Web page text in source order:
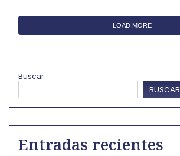
LOAD MORE
Buscar
BUSCAR
Entradas recientes